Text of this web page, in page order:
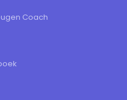
Coach